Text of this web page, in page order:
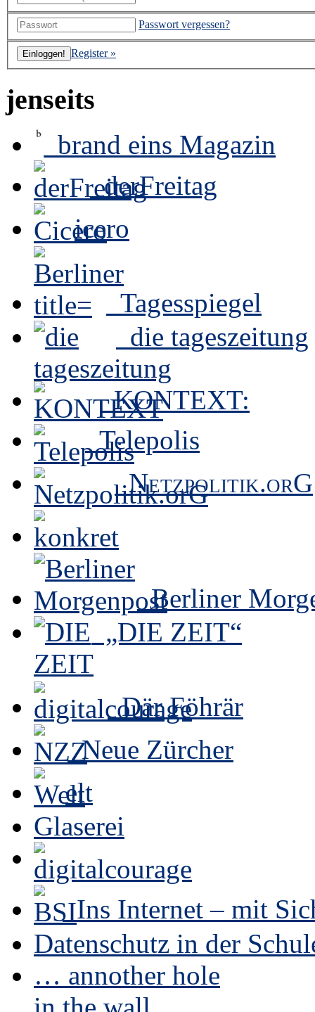
Passwort vergessen?
Register »
jenseits
brand eins Magazin
derFreitag
icero
Tagesspiegel
die tageszeitung
KONTEXT:
Telepolis
Netzpolitik.orG
Berliner
„DIE ZEIT“
Där Föhrär
Neue Zürcher
elt
Glaserei
Ins Internet – mit
Datenschutz in der
… annother hole